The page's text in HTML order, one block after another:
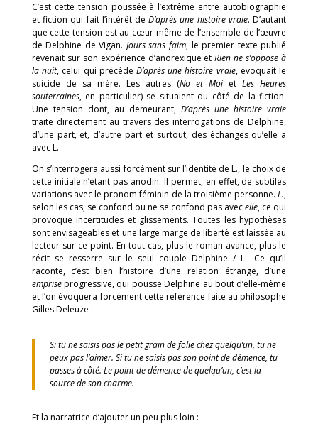
C’est cette tension poussée à l’extrême entre autobiographie
et fiction qui fait l’intérêt deD’après une histoire vraie. D’autant
que cette tension est au cœur même de l’ensemble de l’œuvre
de Delphine de Vigan. Jours sans faim, le premier texte publié
revenait sur son expérience d’anorexique etRien ne s’oppose à
la nuit, celui qui précèdeD’après une histoire vraie, évoquait le
suicide de sa mère. Les autres (No et Moi etLes Heures
souterraines, en particulier) se situaient du côté de la fiction.
Une tension dont, au demeurant,D’après une histoire vraie
traite directement au travers des interrogations de Delphine,
d’une part, et, d’autre part et surtout, des échanges qu’elle a
avec L.
On s’interrogera aussi forcément sur l’identité de L., le choix de
cette initiale n’étant pas anodin. Il permet, en effet, de subtiles
variations avec le pronom féminin de la troisième personne.L.,
selon les cas, se confond ou ne se confond pas avecelle, ce qui
provoque incertitudes et glissements. Toutes les hypothèses
sont envisageables et une large marge de liberté est laissée au
lecteur sur ce point. En tout cas, plus le roman avance, plus le
récit se resserre sur le seul couple Delphine / L.. Ce qu’il
raconte, c’est bien l’histoire d’une relation étrange, d’une
empriseprogressive, qui pousse Delphine au bout d’elle-même
et l’on évoquera forcément cette référence faite au philosophe
Gilles Deleuze :
Si tu ne saisis pas le petit grain de folie chez quelqu’un, tu ne
peux pas l’aimer. Si tu ne saisis pas son point de démence, tu
passes à côté. Le point de démence de quelqu’un, c’est la
source de son charme.
Et la narratrice d’ajouter un peu plus loin :